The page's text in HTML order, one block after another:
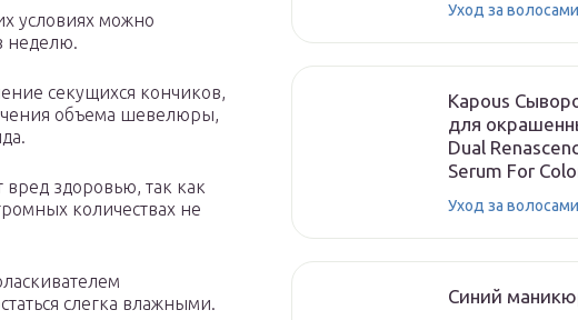
условиях можно
неделю.
секущихся кончиков,
объема шевелюры,
здоровью, так как
количествах не
слегка влажными.
Уход за волосами
Kapous
для
Dual
Serum For
Уход за волосами
Синий